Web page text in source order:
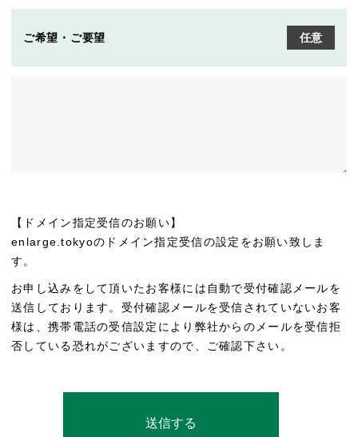
ご希望・ご要望 任意
【ドメイン指定受信のお願い】
enlarge.tokyoのドメイン指定受信の設定をお願い致しま
す。
お申し込みをして頂いたお客様には自動で受付確認メールを
送信しております。受付確認メールを受信されていないお客
様は、携帯電話の受信設定により弊社からのメールを受信拒
否している恐れがございますので、ご確認下さい。